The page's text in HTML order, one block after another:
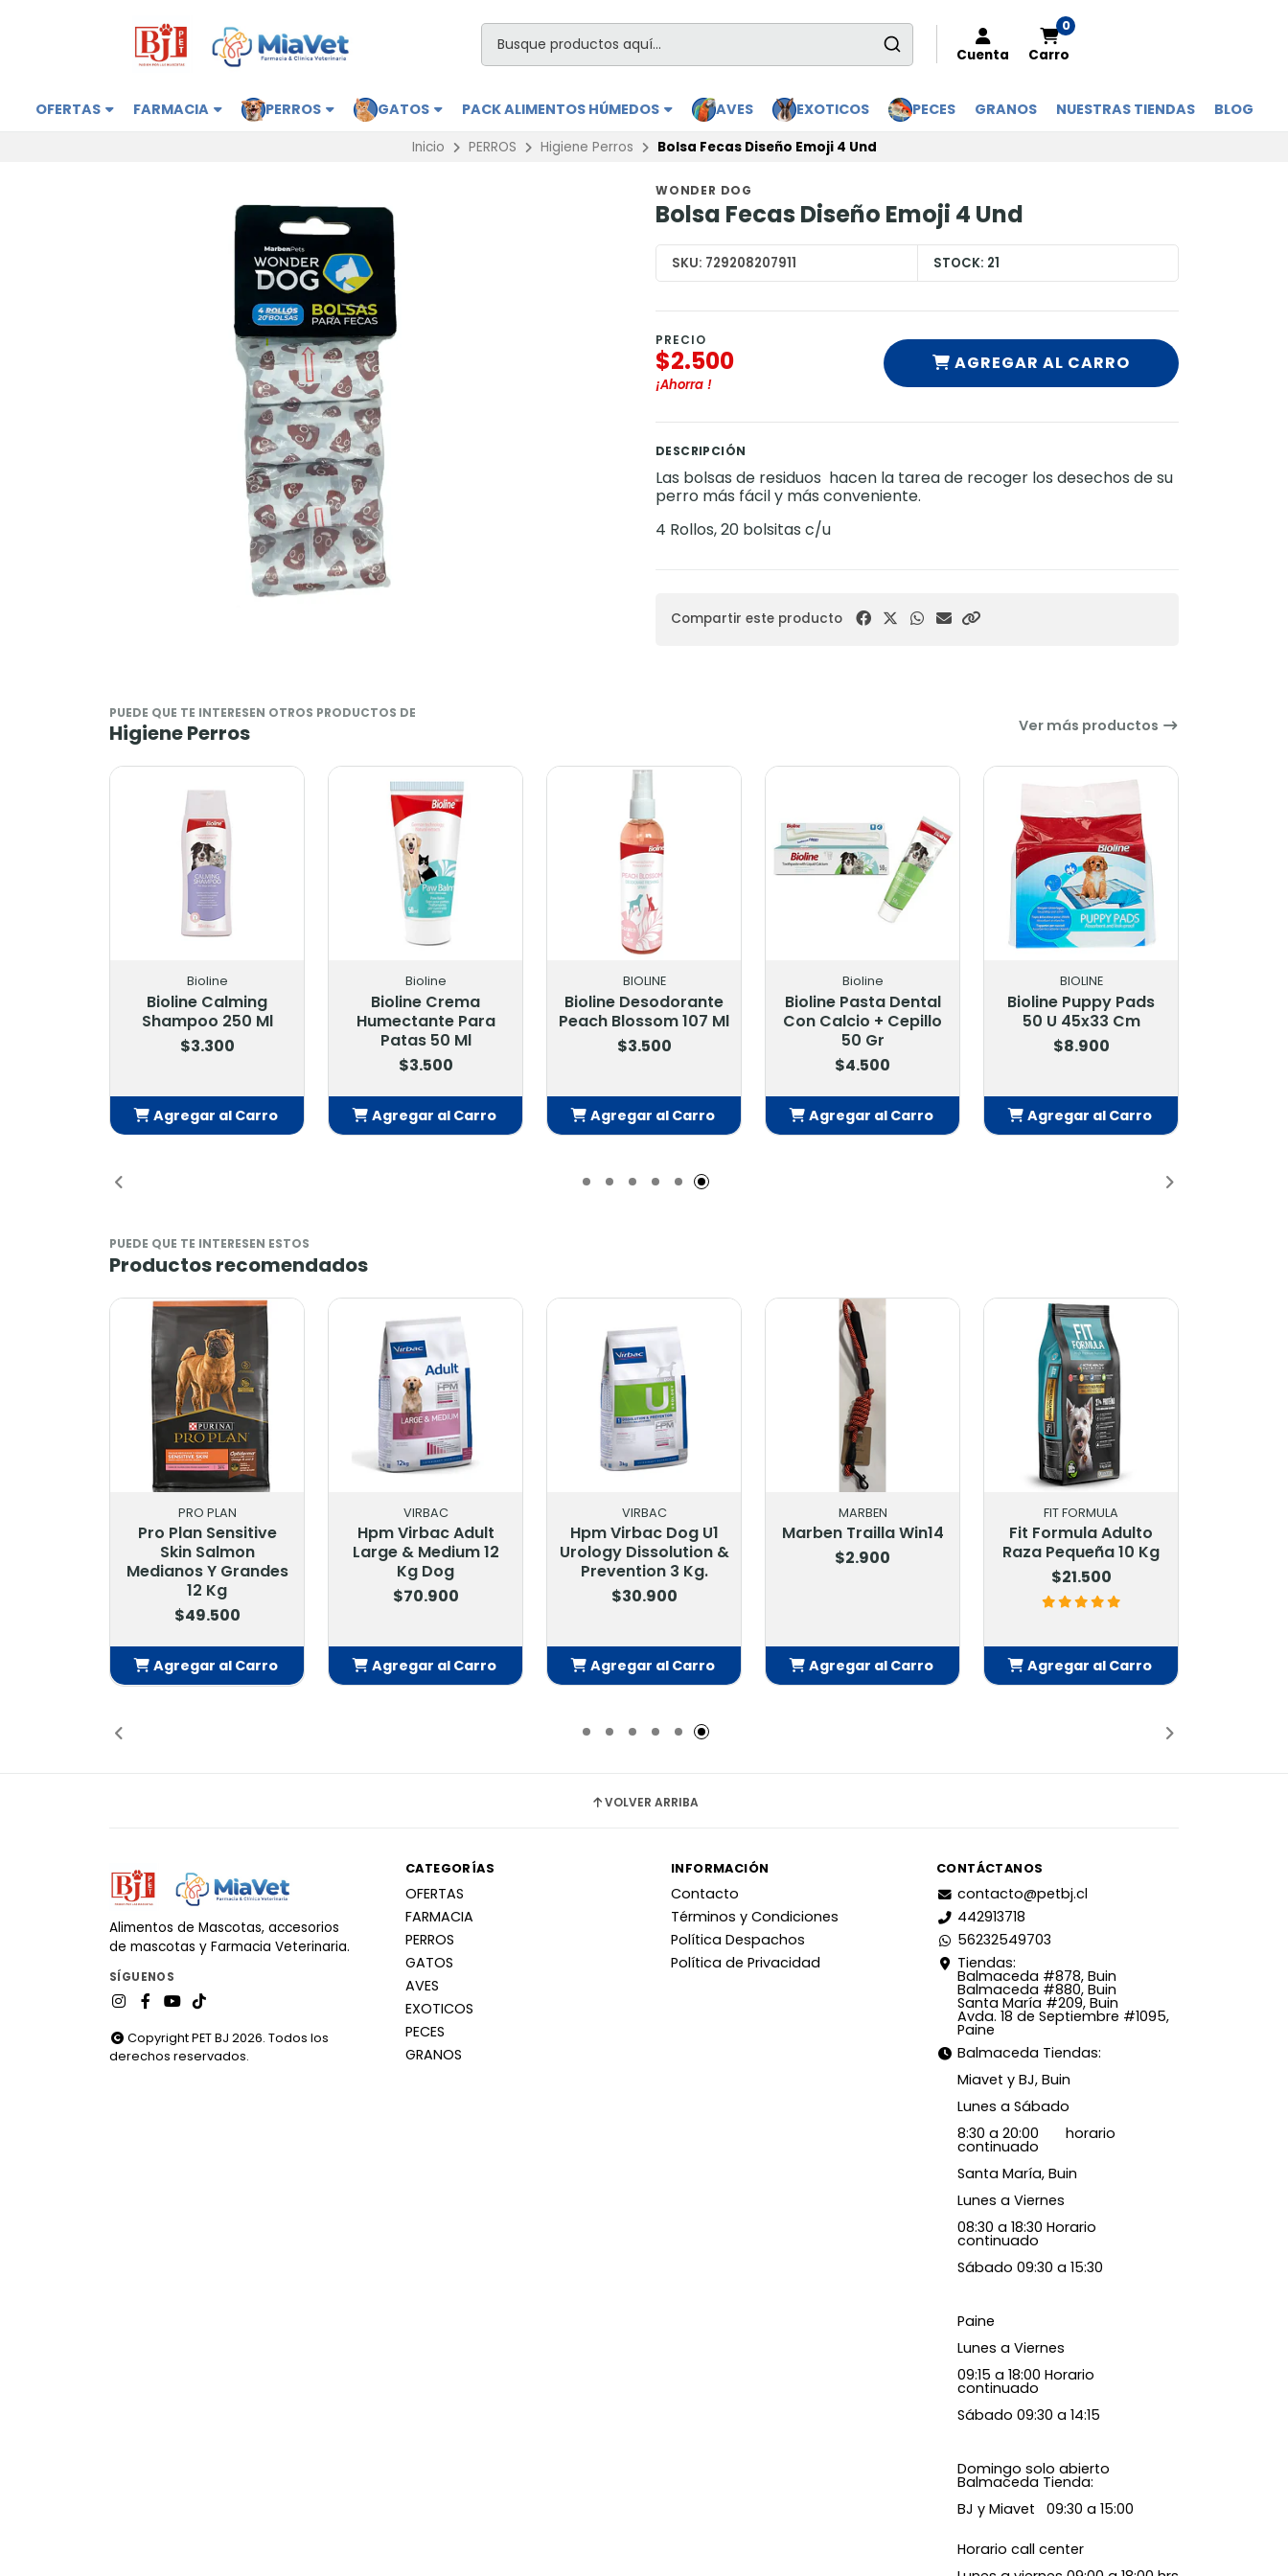
Cuenta
0
Carro
OFERTAS FARMACIA PERROS GATOS PACK ALIMENTOS HÚMEDOS AVES EXOTICOS PECES GRANOS NUESTRAS TIENDAS BLOG
Inicio PERROS Higiene Perros Bolsa Fecas Diseño Emoji 4 Und
WONDER DOG
Bolsa Fecas Diseño Emoji 4 Und
SKU: 729208207911 STOCK: 21
PRECIO
$2.500
¡Ahorra !
AGREGAR AL CARRO
DESCRIPCIÓN
Las bolsas de residuos hacen la tarea de recoger los desechos de su
perro más fácil y más conveniente.
4 Rollos, 20 bolsitas c/u
Compartir este producto
PUEDE QUE TE INTERESEN OTROS PRODUCTOS DE
Higiene Perros Ver más productos
Bioline
Bioline Calming
Shampoo 250 Ml
$3.300
Agregar al Carro
Bioline
Bioline Crema
Humectante Para
Patas 50 Ml
$3.500
Agregar al Carro
BIOLINE
Bioline Desodorante
Peach Blossom 107 Ml
$3.500
Agregar al Carro
Bioline
Bioline Pasta Dental
Con Calcio + Cepillo
50 Gr
$4.500
Agregar al Carro
BIOLINE
Bioline Puppy Pads
50 U 45x33 Cm
$8.900
Agregar al Carro
PUEDE QUE TE INTERESEN ESTOS
Productos recomendados
PRO PLAN
Pro Plan Sensitive
Skin Salmon
Medianos Y Grandes
12 Kg
$49.500
Agregar al Carro
VIRBAC
Hpm Virbac Adult
Large & Medium 12
Kg Dog
$70.900
Agregar al Carro
VIRBAC
Hpm Virbac Dog U1
Urology Dissolution &
Prevention 3 Kg.
$30.900
Agregar al Carro
MARBEN
Marben Trailla Win14
$2.900
Agregar al Carro
FIT FORMULA
Fit Formula Adulto
Raza Pequeña 10 Kg
$21.500
Agregar al Carro
VOLVER ARRIBA
Alimentos de Mascotas, accesorios
de mascotas y Farmacia Veterinaria.
SÍGUENOS
Copyright PET BJ 2026. Todos los
derechos reservados.
CATEGORÍAS
OFERTAS
FARMACIA
PERROS
GATOS
AVES
EXOTICOS
PECES
GRANOS
INFORMACIÓN
Contacto
Términos y Condiciones
Política Despachos
Política de Privacidad
CONTÁCTANOS
contacto@petbj.cl
442913718
56232549703
Tiendas:
Balmaceda #878, Buin
Balmaceda #880, Buin
Santa María #209, Buin
Avda. 18 de Septiembre #1095,
Paine
Balmaceda Tiendas:
Miavet y BJ, Buin
Lunes a Sábado
8:30 a 20:00 horario
continuado
Santa María, Buin
Lunes a Viernes
08:30 a 18:30 Horario
continuado
Sábado 09:30 a 15:30
Paine
Lunes a Viernes
09:15 a 18:00 Horario
continuado
Sábado 09:30 a 14:15
Domingo solo abierto
Balmaceda Tienda:
BJ y Miavet 09:30 a 15:00
Horario call center